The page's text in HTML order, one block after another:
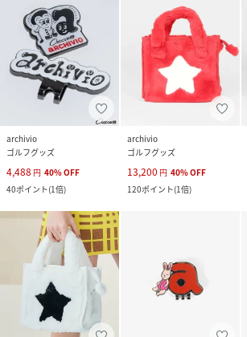
archivio
ゴルフグッズ
4,488 円 40%OFF
40ポイント(1倍)
archivio
ゴルフグッズ
13,200 円 40%OFF
120ポイント(1倍)